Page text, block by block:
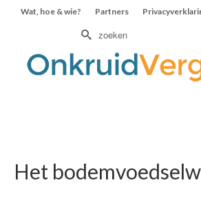
Wat, hoe & wie? Partners
Zoek
Het